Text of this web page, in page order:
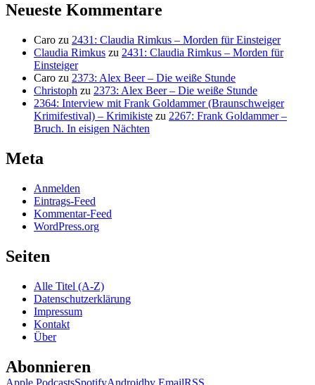
Neueste Kommentare
Caro zu 2431: Claudia Rimkus – Morden für Einsteiger
Claudia Rimkus zu 2431: Claudia Rimkus – Morden für
Einsteiger
Caro zu 2373: Alex Beer – Die weiße Stunde
Christoph zu 2373: Alex Beer – Die weiße Stunde
2364: Interview mit Frank Goldammer (Braunschweiger
Krimifestival) – Krimikiste zu 2267: Frank Goldammer –
Bruch. In eisigen Nächten
Meta
Anmelden
Eintrags-Feed
Kommentar-Feed
WordPress.org
Seiten
Alle Titel (A-Z)
Datenschutzerklärung
Impressum
Kontakt
Über
Abonnieren
Apple PodcastsSpotifyAndroidby EmailRSS